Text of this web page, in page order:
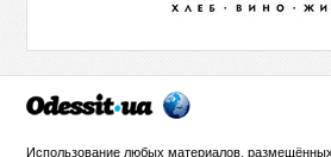
Использование любых материалов,